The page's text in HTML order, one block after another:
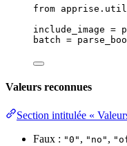
from
include_image =
batch =
Valeurs reconnues
Section intitulée «
Faux : "0" , "no" ,